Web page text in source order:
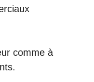
comme à